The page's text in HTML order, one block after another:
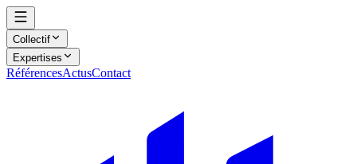
Collectif
Expertises
RéférencesActusContact